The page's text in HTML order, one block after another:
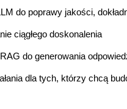
do poprawy jakości,
ciągłego doskonalenia
do generowania
dla tych, którzy chcą